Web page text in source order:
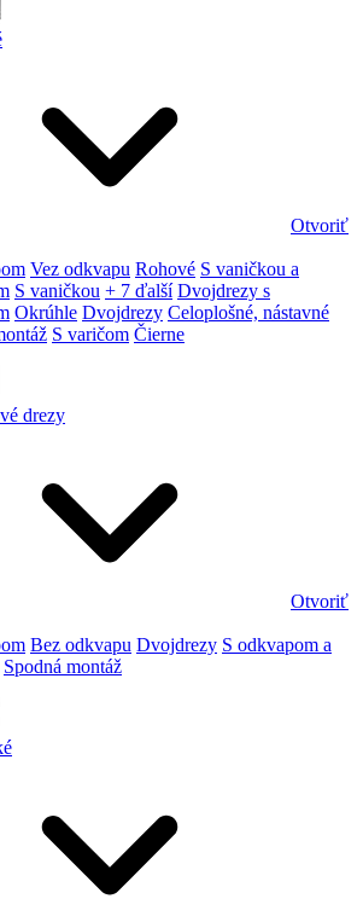
Otvoriť
Vez odkvapu Rohové S vaničkou a
S vaničkou + 7 ďalší Dvojdrezy s
Okrúhle Dvojdrezy Celoplošné, nástavné
S varičom Čierne
drezy
Otvoriť
Bez odkvapu Dvojdrezy S odkvapom a
Spodná montáž